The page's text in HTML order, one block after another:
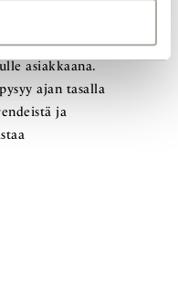
osa
ja kehittämistä,
asiakkaana.
ajan tasalla
ja